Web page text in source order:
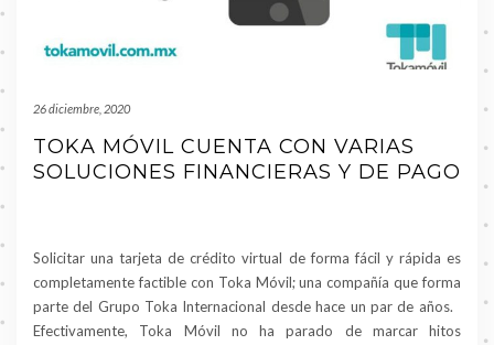
26 diciembre, 2020
TOKA MÓVIL CUENTA CON VARIAS
SOLUCIONES FINANCIERAS Y DE PAGO
Solicitar una tarjeta de crédito virtual de forma fácil y rápida es
completamente factible con Toka Móvil; una compañía que forma
parte del Grupo Toka Internacional desde hace un par de años.
Efectivamente, Toka Móvil no ha parado de marcar hitos